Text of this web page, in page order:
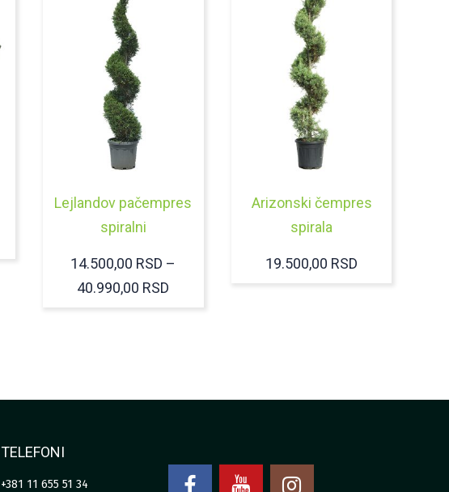
Lejlandov pačempres
spiralni
14.500,00 RSD –
40.990,00 RSD
Arizonski čempres
spirala
19.500,00 RSD
TELEFONI
+381 11 655 51 34